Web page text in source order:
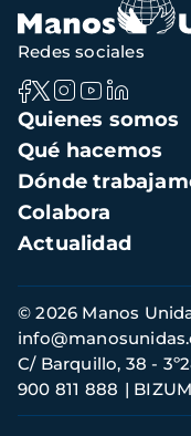
Navegación
principal
Quienes somos
Qué hacemos
Dónde
Colabora
Actualidad
Redes sociales
Información
de
contacto
© 2026 Manos
C/ Barquillo, 38 -
900 811 888